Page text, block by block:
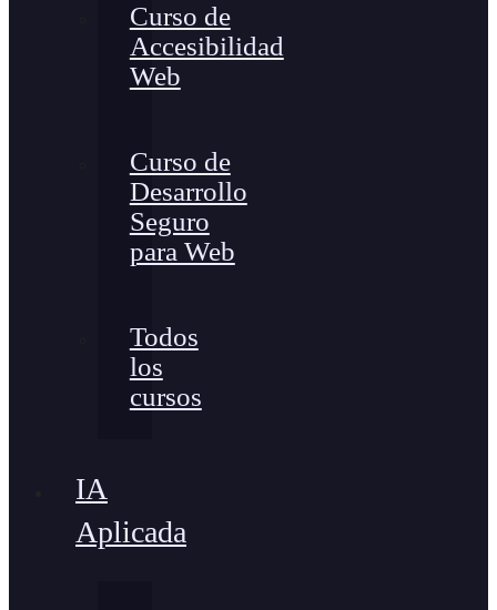
Curso de
Accesibilidad
Web
Curso de
Desarrollo
Seguro
para Web
Todos
los
cursos
IA
Aplicada